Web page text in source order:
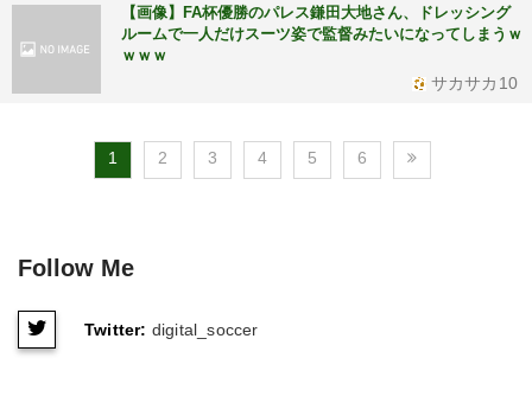
【画像】FA杯優勝のパレス鎌田大地さん、ドレッシング
ルームで一人だけスーツ姿で監督みたいになってしまうｗ
ｗｗｗ
サカサカ10
1 2 3 4 5 6
Follow Me
Twitter: digital_soccer